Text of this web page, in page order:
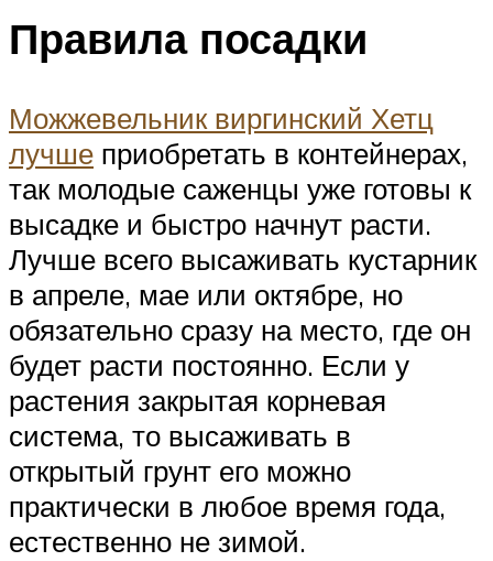
Правила посадки
Можжевельник виргинский Хетц
лучше приобретать в контейнерах,
так молодые саженцы уже готовы к
высадке и быстро начнут расти.
Лучше всего высаживать кустарник
в апреле, мае или октябре, но
обязательно сразу на место, где он
будет расти постоянно. Если у
растения закрытая корневая
система, то высаживать в
открытый грунт его можно
практически в любое время года,
естественно не зимой.